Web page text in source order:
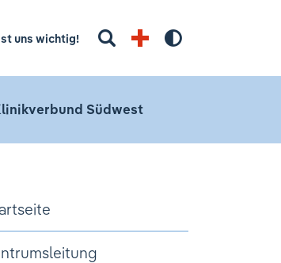
uns wichtig!
Suchbegriff eingeben
Hoher
Südwest